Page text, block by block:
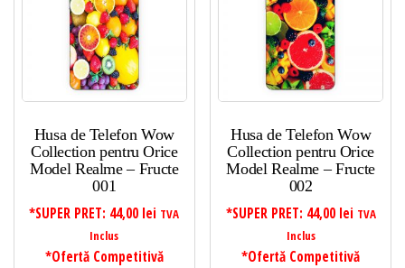
Husa de Telefon Wow
Collection pentru Orice
Model Realme – Fructe
001
*SUPER PRET: 44,00 lei TVA
Inclus
*Ofertă Competitivă
Husa de Telefon Wow
Collection pentru Orice
Model Realme – Fructe
002
*SUPER PRET: 44,00 lei TVA
Inclus
*Ofertă Competitivă